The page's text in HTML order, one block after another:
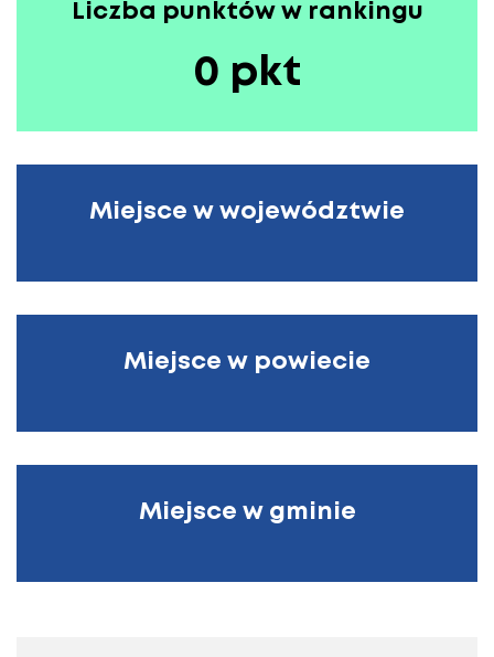
Liczba punktów w rankingu
0 pkt
Miejsce w województwie
Miejsce w powiecie
Miejsce w gminie